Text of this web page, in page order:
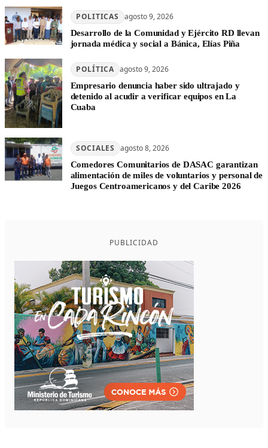
POLITICAS agosto 9, 2026
Desarrollo de la Comunidad y Ejército RD llevan
jornada médica y social a Bánica, Elías Piña
POLÍTICA agosto 9, 2026
Empresario denuncia haber sido ultrajado y
detenido al acudir a verificar equipos en La
Cuaba
SOCIALES agosto 8, 2026
Comedores Comunitarios de DASAC garantizan
alimentación de miles de voluntarios y personal de
Juegos Centroamericanos y del Caribe 2026
PUBLICIDAD